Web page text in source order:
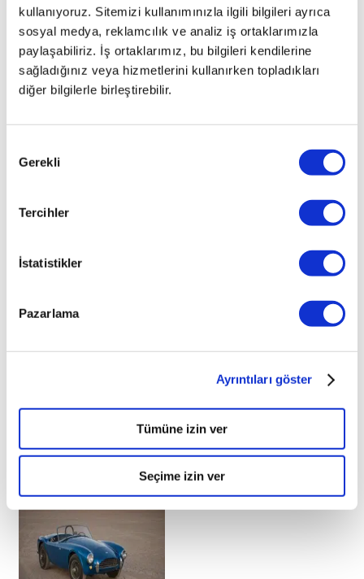
kullanıyoruz. Sitemizi kullanımınızla ilgili bilgileri ayrıca
sosyal medya, reklamcılık ve analiz iş ortaklarımızla
paylaşabiliriz. İş ortaklarımız, bu bilgileri kendilerine
sağladığınız veya hizmetlerini kullanırken topladıkları
diğer bilgilerle birleştirebilir.
Seçimi
Gerekli
Tercihler
İstatistikler
Pazarlama
Ayrıntıları göster
Tümüne izin ver
Seçime izin ver
İlginizi çekebilecek haberler